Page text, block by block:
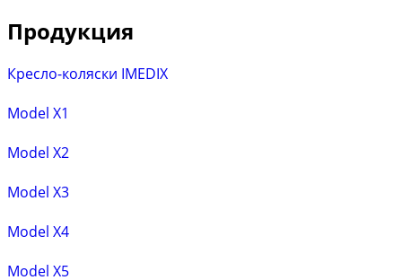
Продукция
Кресло-коляски IMEDIX
Model X1
Model X2
Model X3
Model X4
Model X5